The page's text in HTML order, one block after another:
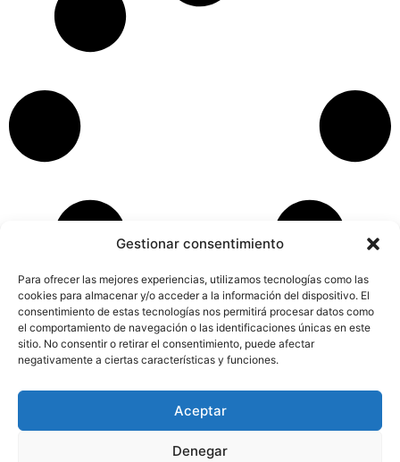
Gestionar consentimiento
Para ofrecer las mejores experiencias, utilizamos tecnologías como las
cookies para almacenar y/o acceder a la información del dispositivo. El
consentimiento de estas tecnologías nos permitirá procesar datos como
el comportamiento de navegación o las identificaciones únicas en este
sitio. No consentir o retirar el consentimiento, puede afectar
negativamente a ciertas características y funciones.
Aceptar
Denegar
Política de Privacidad
FINANCIADO POR LA UNIÓN EUROPEA CON EL PROGRAMA KIT